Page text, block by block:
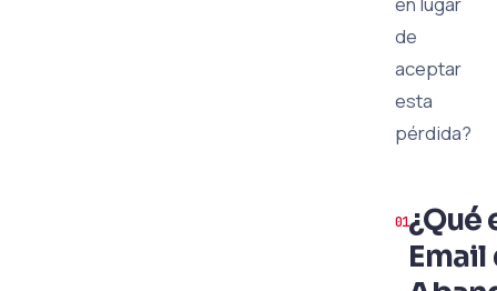
de
aceptar
esta
pérdida?
¿Qué
Email